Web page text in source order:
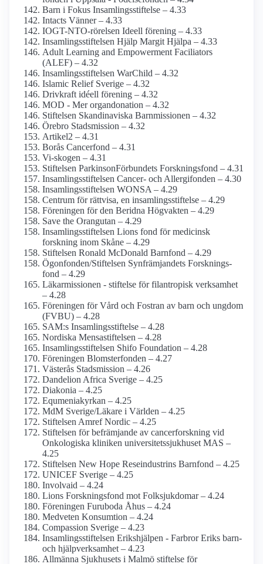
Barn i Fokus Insamlings­stiftelse – 4.33
Intacts Vänner – 4.33
IOGT-NTO-rörelsen Ideell förening – 4.33
Insamlings­stiftelsen Hjälp Margit Hjälpa – 4.33
Adult Learning and Empowerment Faciliators
(ALEF) – 4.32
Insamlings­stiftelsen WarChild – 4.32
Islamic Relief Sverige – 4.32
Drivkraft idéell förening – 4.32
MOD - Mer organ­donation – 4.32
Stiftelsen Skandinaviska Barnmissionen – 4.32
Örebro Stadsmission – 4.32
Artikel2 – 4.31
Borås Cancerfond – 4.31
Vi-skogen – 4.31
Stiftelsen Parkinson­Förbundets Forskningsfond – 4.31
Insamlings­stiftelsen Cancer- och Allergifonden – 4.30
Insamlings­stiftelsen WONSA – 4.29
Centrum för rättvisa, en insamlings­stiftelse – 4.29
Föreningen för den Beridna Högvakten – 4.29
Save the Orangutan – 4.29
Insamlingsstiftelsen Lions fond för medicinsk
forskning inom Skåne – 4.29
Stiftelsen Ronald McDonald Barnfond – 4.29
Ögonfonden/­Stiftelsen Synfrämjandets Forsknings­
fond – 4.29
Läkarmissionen - stiftelse för filantropisk verksamhet
– 4.28
Föreningen för Vård och Fostran av barn och ungdom
(FVBU) – 4.28
SAM:s Insamlings­stiftelse – 4.28
Nordiska Mensastiftelsen – 4.28
Insamlings­stiftelsen Shifo Foundation – 4.28
Föreningen Blomster­fonden – 4.27
Västerås Stadsmission – 4.26
Dandelion Africa Sverige – 4.25
Diakonia – 4.25
Equmenia­kyrkan – 4.25
MdM Sverige/Läkare i Världen – 4.25
Stiftelsen Amref Nordic – 4.25
Stiftelsen för befrämjande av cancerforskning vid
Onkologiska kliniken universitets­sjukhuset MAS –
4.25
Stiftelsen New Hope Rese­industrins Barnfond – 4.25
UNICEF Sverige – 4.25
Involvaid – 4.24
Lions Forsknings­fond mot Folksjukdomar – 4.24
Föreningen Furuboda Åhus – 4.24
Medveten Konsumtion – 4.24
Compassion Sverige – 4.23
Insamlings­stiftelsen Erikshjälpen - Farbror Eriks barn-
och hjälpverksamhet – 4.23
Allmänna Sjukhusets i Malmö stiftelse för